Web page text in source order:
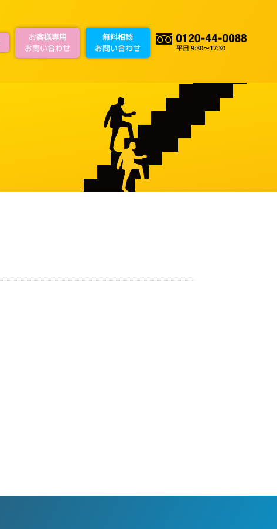
お客様専用
お問い合わせ
無料相談
お問い合わせ
平日 9:30～17:30